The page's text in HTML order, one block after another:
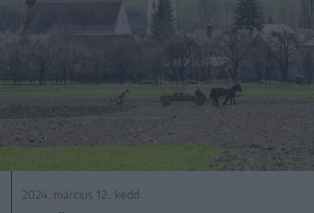
2024. március 12., kedd